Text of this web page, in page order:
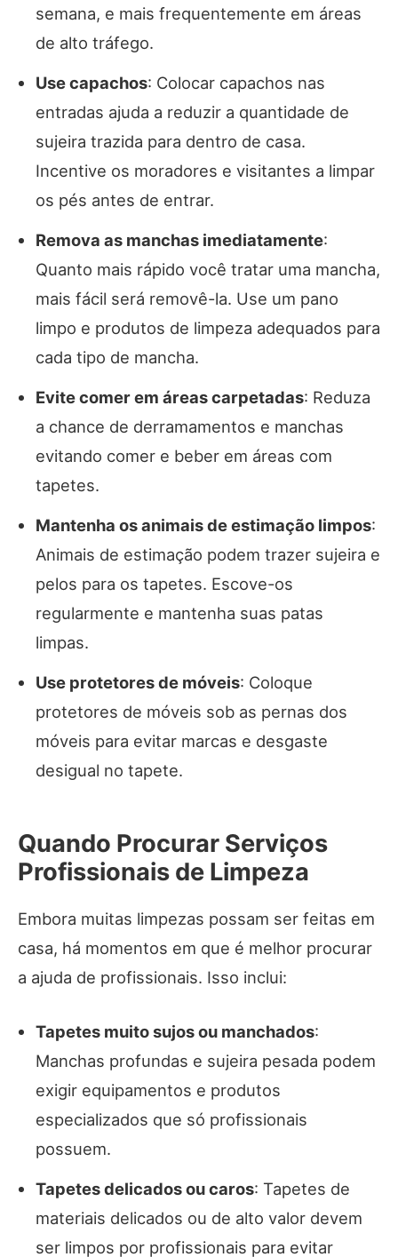
semana, e mais frequentemente em áreas
de alto tráfego.
Use capachos: Colocar capachos nas
entradas ajuda a reduzir a quantidade de
sujeira trazida para dentro de casa.
Incentive os moradores e visitantes a limpar
os pés antes de entrar.
Remova as manchas imediatamente:
Quanto mais rápido você tratar uma mancha,
mais fácil será removê-la. Use um pano
limpo e produtos de limpeza adequados para
cada tipo de mancha.
Evite comer em áreas carpetadas: Reduza
a chance de derramamentos e manchas
evitando comer e beber em áreas com
tapetes.
Mantenha os animais de estimação limpos:
Animais de estimação podem trazer sujeira e
pelos para os tapetes. Escove-os
regularmente e mantenha suas patas
limpas.
Use protetores de móveis: Coloque
protetores de móveis sob as pernas dos
móveis para evitar marcas e desgaste
desigual no tapete.
Quando Procurar Serviços
Profissionais de Limpeza
Embora muitas limpezas possam ser feitas em
casa, há momentos em que é melhor procurar
a ajuda de profissionais. Isso inclui:
Tapetes muito sujos ou manchados:
Manchas profundas e sujeira pesada podem
exigir equipamentos e produtos
especializados que só profissionais
possuem.
Tapetes delicados ou caros: Tapetes de
materiais delicados ou de alto valor devem
ser limpos por profissionais para evitar